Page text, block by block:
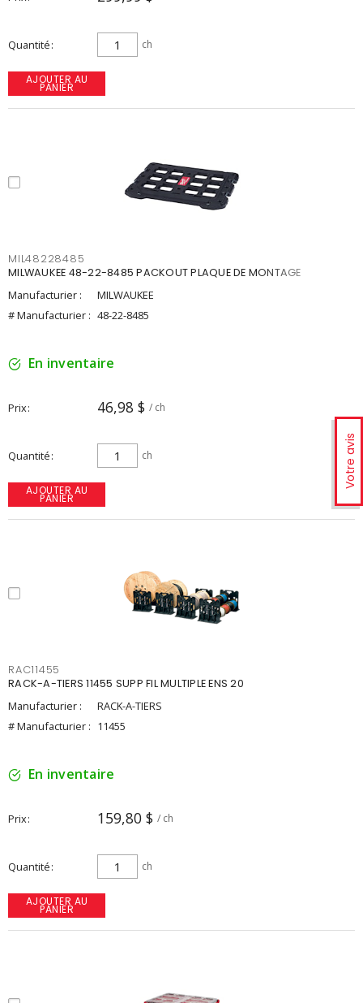
Votre avis
Quantité ch
AJOUTER AU
PANIER
MIL48228485
MILWAUKEE 48-22-8485 PACKOUT PLAQUE DE MONTAGE
Manufacturier :
MILWAUKEE
# Manufacturier : 48-22-8485
En inventaire
Prix 46,98 $ / ch
Quantité ch
AJOUTER AU
PANIER
RAC11455
RACK-A-TIERS 11455 SUPP FIL MULTIPLE ENS 20
Manufacturier :
RACK-A-TIERS
# Manufacturier : 11455
En inventaire
Prix 159,80 $ / ch
Quantité ch
AJOUTER AU
PANIER